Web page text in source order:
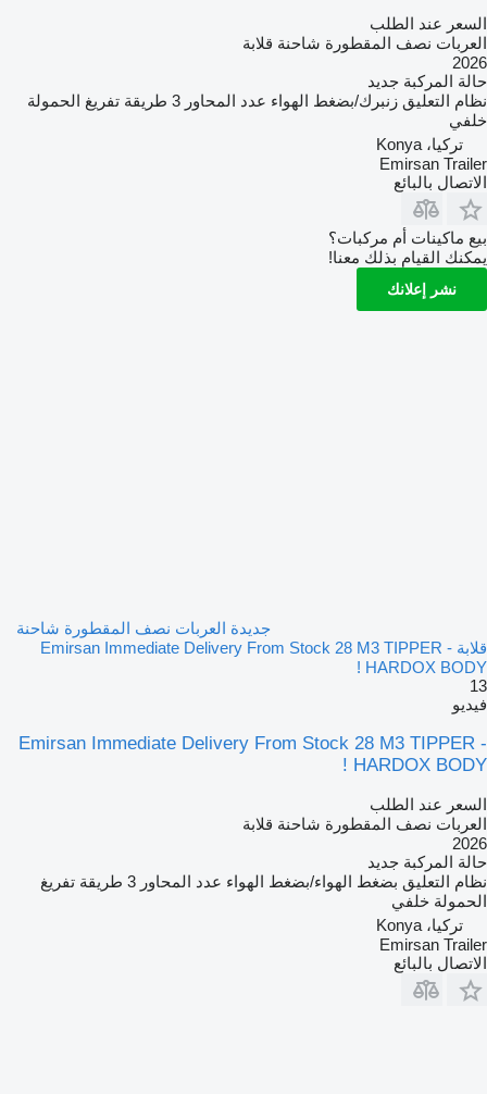
السعر عند الطلب
العربات نصف المقطورة شاحنة قلابة
2026
حالة المركبة جديد
نظام التعليق زنبرك/بضغط الهواء عدد المحاور 3 طريقة تفريغ الحمولة
خلفي
تركيا، Konya
Emirsan Trailer
الاتصال بالبائع
بيع ماكينات أم مركبات؟
يمكنك القيام بذلك معنا!
نشر إعلانك
جديدة العربات نصف المقطورة شاحنة
قلابة Emirsan Immediate Delivery From Stock 28 M3 TIPPER -
HARDOX BODY !
13
فيديو
Emirsan Immediate Delivery From Stock 28 M3 TIPPER -
HARDOX BODY !
السعر عند الطلب
العربات نصف المقطورة شاحنة قلابة
2026
حالة المركبة جديد
نظام التعليق بضغط الهواء/بضغط الهواء عدد المحاور 3 طريقة تفريغ
الحمولة خلفي
تركيا، Konya
Emirsan Trailer
الاتصال بالبائع